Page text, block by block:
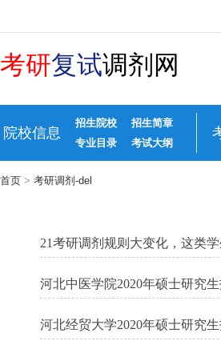
考研复试调剂网
院校信息
招生院校
招生简章
专业目录
考试大纲
首页 > 考研调剂-del
21考研调剂规则大变化，这类学
河北中医学院2020年硕士研究
河北经贸大学2020年硕士研究